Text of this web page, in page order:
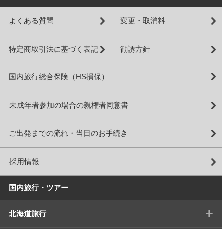
よくある質問 変更・取消料
特定商取引法に基づく表記 勧誘方針
国内旅行総合保険（HS損保）
未成年者参加の場合の親権者同意書
ご出発までの流れ・当日のお手続き
採用情報
国内旅行・ツアー
北海道旅行 +